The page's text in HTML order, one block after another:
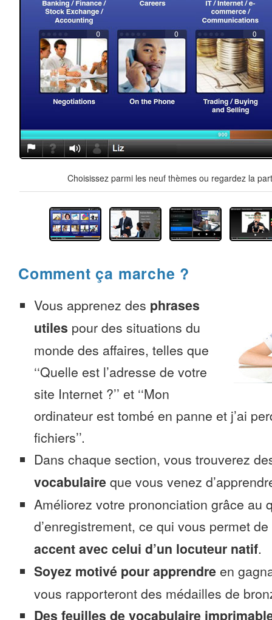
Choisissez parmi les neuf thèmes ou regardez la
Comment ça marche ?
Vous apprenez des phrases
utiles pour des situations du
monde des affaires, telles que
‘‘Quelle est l’adresse de votre
site Internet ?’’ et ‘‘Mon
ordinateur est tombé en panne et j’ai
fichiers’’.
Dans chaque section, vous trouverez
vocabulaire que vous venez
Améliorez votre prononciation grâce au
d’enregistrement, ce qui vous permet de
accent avec celui d’un locuteur natif.
Soyez motivé pour apprendre en
vous rapporteront des médailles de
Des feuilles de vocabulaire